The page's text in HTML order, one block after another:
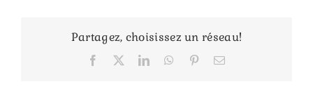
Partagez, choisissez un réseau!
Facebook LinkedInWhatsApp
PinterestEmail